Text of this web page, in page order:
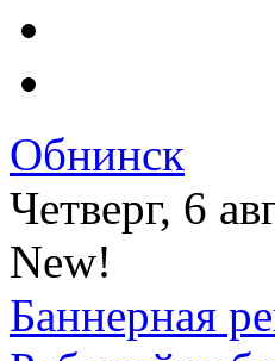
Обнинск
Четверг, 6
New!
Баннерная